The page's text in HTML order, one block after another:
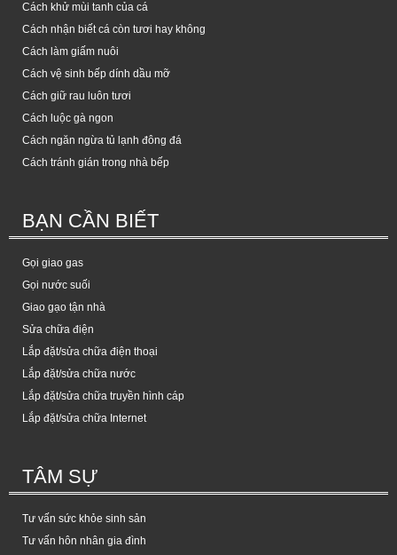
Cách khử mùi tanh của cá
Cách nhận biết cá còn tươi hay không
Cách làm giấm nuôi
Cách vệ sinh bếp dính dầu mỡ
Cách giữ rau luôn tươi
Cách luộc gà ngon
Cách ngăn ngừa tủ lạnh đông đá
Cách tránh gián trong nhà bếp
BẠN CẦN BIẾT
Gọi giao gas
Gọi nước suối
Giao gạo tận nhà
Sửa chữa điện
Lắp đặt/sửa chữa điện thoại
Lắp đặt/sửa chữa nước
Lắp đặt/sửa chữa truyền hình cáp
Lắp đặt/sửa chữa Internet
TÂM SỰ
Tư vấn sức khỏe sinh sản
Tư vấn hôn nhân gia đình